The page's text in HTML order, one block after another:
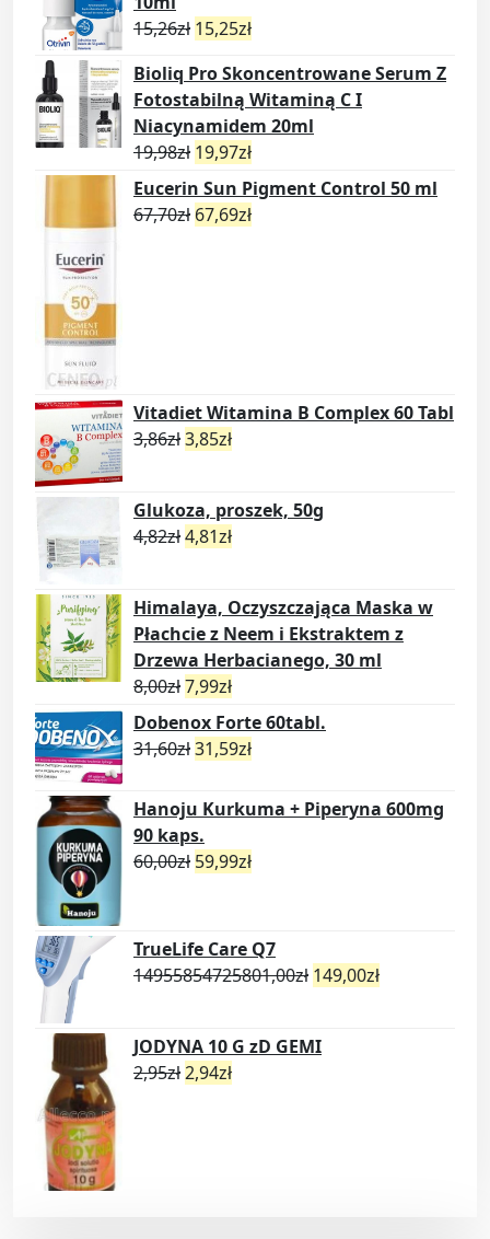
15,26zł 15,25zł
Bioliq Pro Skoncentrowane Serum Z
Fotostabilną Witaminą C I
Niacynamidem 20ml
19,98zł 19,97zł
Eucerin Sun Pigment Control 50 ml
67,70zł 67,69zł
Vitadiet Witamina B Complex 60 Tabl
3,86zł3,85zł
Glukoza, proszek, 50g
4,82zł4,81zł
Himalaya, Oczyszczająca Maska w
Płachcie z Neem i Ekstraktem z
Drzewa Herbacianego, 30 ml
8,00zł7,99zł
Dobenox Forte 60tabl.
31,60zł31,59zł
Hanoju Kurkuma + Piperyna 600mg
90 kaps.
60,00zł 59,99zł
TrueLife Care Q7
14955854725801,00zł 149,00zł
JODYNA 10 G zD GEMI
2,95zł2,94zł